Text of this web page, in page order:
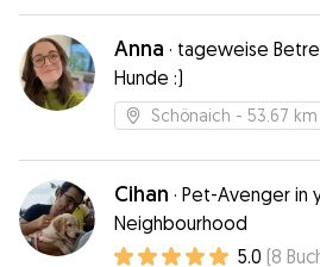
Anna · tageweise
Hunde :)
Schönaich - 53.67 km
Cihan · Pet-Avenger in
Neighbourhood
5.0 (8